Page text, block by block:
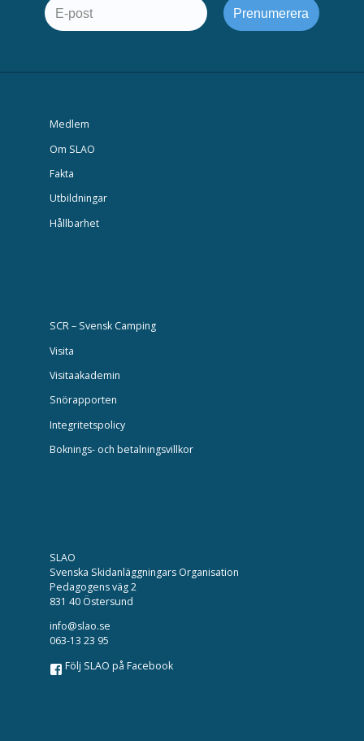
Medlem
Om SLAO
Fakta
Utbildningar
Hållbarhet
SCR – Svensk Camping
Visita
Visitaakademin
Snörapporten
Integritetspolicy
Boknings- och betalningsvillkor
SLAO
Svenska Skidanläggningars Organisation
Pedagogens väg 2
831 40 Östersund
info@slao.se
063-13 23 95
Följ SLAO på Facebook